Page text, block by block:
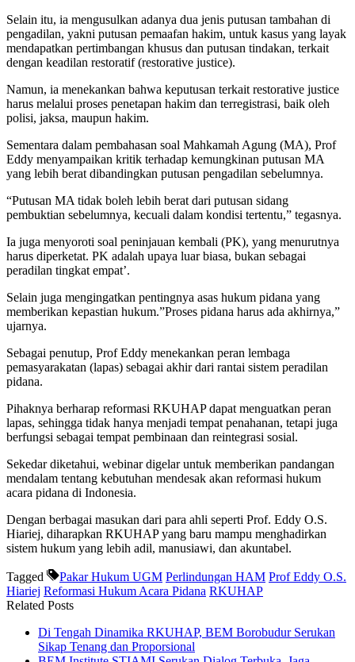
Selain itu, ia mengusulkan adanya dua jenis putusan tambahan di
pengadilan, yakni putusan pemaafan hakim, untuk kasus yang layak
mendapatkan pertimbangan khusus dan putusan tindakan, terkait
dengan keadilan restoratif (restorative justice).
Namun, ia menekankan bahwa keputusan terkait restorative justice
harus melalui proses penetapan hakim dan terregistrasi, baik oleh
polisi, jaksa, maupun hakim.
Sementara dalam pembahasan soal Mahkamah Agung (MA), Prof
Eddy menyampaikan kritik terhadap kemungkinan putusan MA
yang lebih berat dibandingkan putusan pengadilan sebelumnya.
“Putusan MA tidak boleh lebih berat dari putusan sidang
pembuktian sebelumnya, kecuali dalam kondisi tertentu,” tegasnya.
Ia juga menyoroti soal peninjauan kembali (PK), yang menurutnya
harus diperketat. PK adalah upaya luar biasa, bukan sebagai
peradilan tingkat empat’.
Selain juga mengingatkan pentingnya asas hukum pidana yang
memberikan kepastian hukum.”Proses pidana harus ada akhirnya,”
ujarnya.
Sebagai penutup, Prof Eddy menekankan peran lembaga
pemasyarakatan (lapas) sebagai akhir dari rantai sistem peradilan
pidana.
Pihaknya berharap reformasi RKUHAP dapat menguatkan peran
lapas, sehingga tidak hanya menjadi tempat penahanan, tetapi juga
berfungsi sebagai tempat pembinaan dan reintegrasi sosial.
Sekedar diketahui, webinar digelar untuk memberikan pandangan
mendalam tentang kebutuhan mendesak akan reformasi hukum
acara pidana di Indonesia.
Dengan berbagai masukan dari para ahli seperti Prof. Eddy O.S.
Hiariej, diharapkan RKUHAP yang baru mampu menghadirkan
sistem hukum yang lebih adil, manusiawi, dan akuntabel.
Tagged Pakar Hukum UGM Perlindungan HAM Prof Eddy O.S.
Hiariej Reformasi Hukum Acara Pidana RKUHAP
Related Posts
Di Tengah Dinamika RKUHAP, BEM Borobudur Serukan
Sikap Tenang dan Proporsional